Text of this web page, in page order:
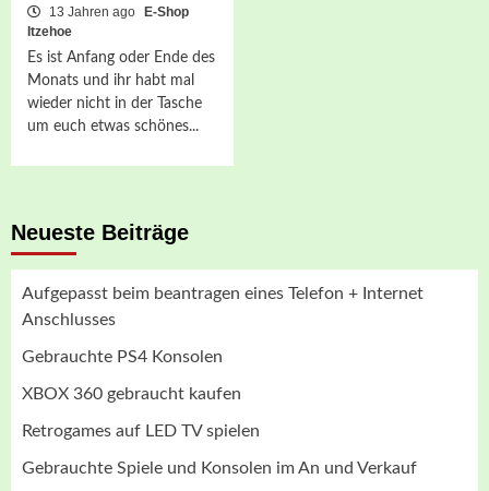
13 Jahren ago
E-Shop
Itzehoe
Es ist Anfang oder Ende des
Monats und ihr habt mal
wieder nicht in der Tasche
um euch etwas schönes...
Neueste Beiträge
Aufgepasst beim beantragen eines Telefon + Internet
Anschlusses
Gebrauchte PS4 Konsolen
XBOX 360 gebraucht kaufen
Retrogames auf LED TV spielen
Gebrauchte Spiele und Konsolen im An und Verkauf